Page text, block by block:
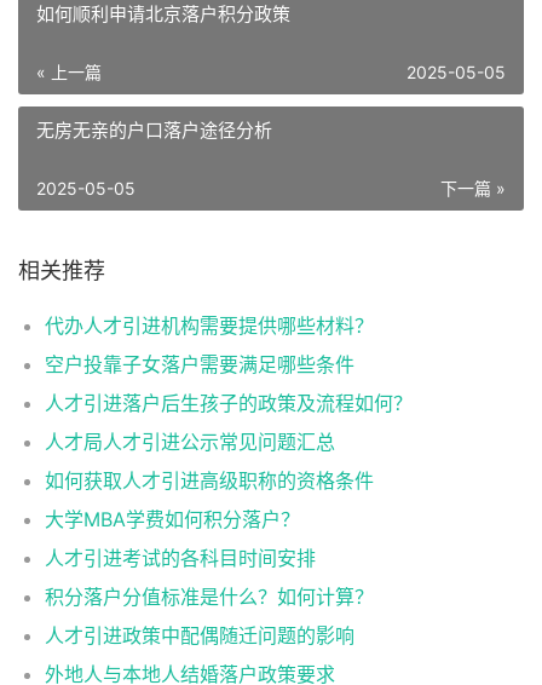
如何顺利申请北京落户积分政策
« 上一篇 2025-05-05
无房无亲的户口落户途径分析
下一篇 »
2025-05-05
相关推荐
代办人才引进机构需要提供哪些材料？
空户投靠子女落户需要满足哪些条件
人才引进落户后生孩子的政策及流程如何？
人才局人才引进公示常见问题汇总
如何获取人才引进高级职称的资格条件
大学MBA学费如何积分落户？
人才引进考试的各科目时间安排
积分落户分值标准是什么？如何计算？
人才引进政策中配偶随迁问题的影响
外地人与本地人结婚落户政策要求